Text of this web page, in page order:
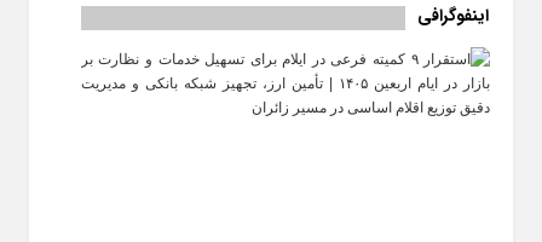
اینفوگرافی